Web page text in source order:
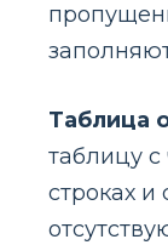
Таблица
таблицу
строках и